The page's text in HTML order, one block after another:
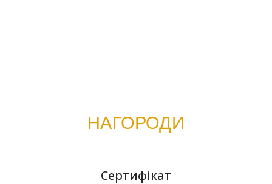
НАГОРОДИ
Сертифікат